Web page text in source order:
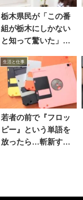
栃木県民が「この番
組が栃木にしかない
と知って驚いた」と
題に！
生活と仕事
若者の前で『フロッ
ピー』という単語を
放ったら…斬新すぎ